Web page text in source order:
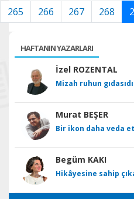
265 266 267 268
HAFTANIN YAZARLARI
İzel ROZENTAL
Mizah ruhun
Murat BEŞER
Bir ikon daha veda
Begüm KAKI
Hikâyesine sahip